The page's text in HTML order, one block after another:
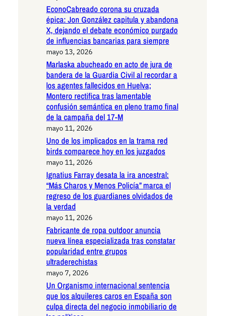
EconoCabreado corona su cruzada
épica: Jon González capitula y abandona
X, dejando el debate económico purgado
de influencias bancarias para siempre
mayo 13, 2026
Marlaska abucheado en acto de jura de
bandera de la Guardia Civil al recordar a
los agentes fallecidos en Huelva;
Montero rectifica tras lamentable
confusión semántica en pleno tramo final
de la campaña del 17-M
mayo 11, 2026
Uno de los implicados en la trama red
birds comparece hoy en los juzgados
mayo 11, 2026
Ignatius Farray desata la ira ancestral:
“Más Charos y Menos Policía” marca el
regreso de los guardianes olvidados de
la verdad
mayo 11, 2026
Fabricante de ropa outdoor anuncia
nueva línea especializada tras constatar
popularidad entre grupos
ultraderechistas
mayo 7, 2026
Un Organismo internacional sentencia
que los alquileres caros en España son
culpa directa del negocio inmobiliario de